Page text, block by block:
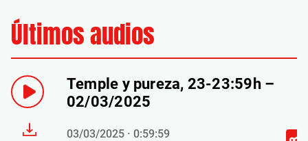
Últimos audios
Temple y pureza, 23-23:59h –
02/03/2025
03/03/2025 · 0:59:59